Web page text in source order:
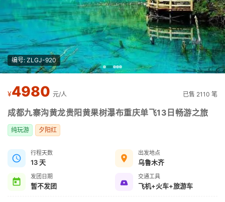
编号: ZLGJ-920
¥4980 元/人 已售 2110 笔
成都九寨沟黄龙贵阳黄果树瀑布重庆单飞13日畅游之旅
纯玩游 夕阳红
行程天数
13 天
出发地点
乌鲁木齐
发团日期
暂不发团
交通工具
飞机+火车+旅游车